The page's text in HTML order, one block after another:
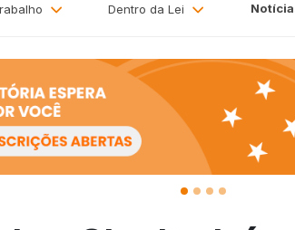
Dentro da Lei